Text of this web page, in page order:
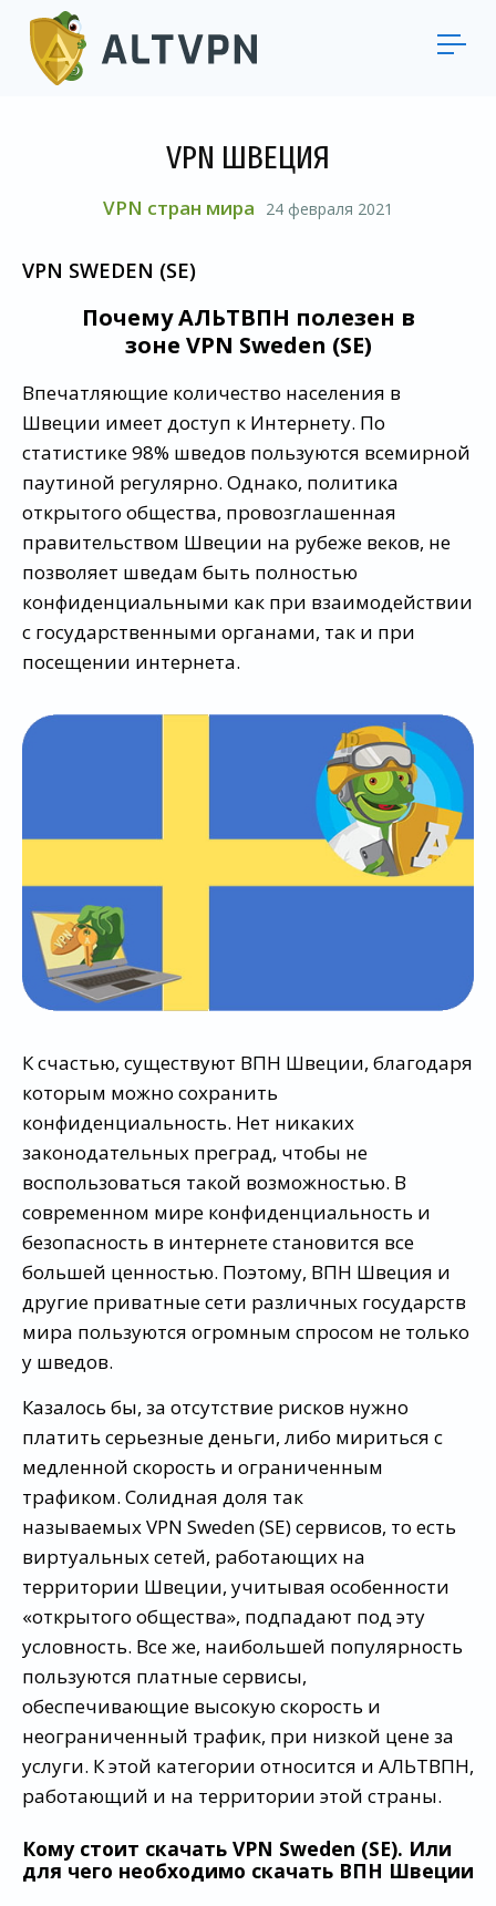
VPN ШВЕЦИЯ
VPN стран мира 24 февраля 2021
VPN SWEDEN (SE)
Почему АЛЬТВПН полезен в
зоне VPN Sweden (SE)
Впечатляющие количество населения в
Швеции имеет доступ к Интернету. По
статистике 98% шведов пользуются всемирной
паутиной регулярно. Однако, политика
открытого общества, провозглашенная
правительством Швеции на рубеже веков, не
позволяет шведам быть полностью
конфиденциальными как при взаимодействии
с государственными органами, так и при
посещении интернета.
К счастью, существуют ВПН Швеции, благодаря
которым можно сохранить
конфиденциальность. Нет никаких
законодательных преград, чтобы не
воспользоваться такой возможностью. В
современном мире конфиденциальность и
безопасность в интернете становится все
большей ценностью. Поэтому, ВПН Швеция и
другие приватные сети различных государств
мира пользуются огромным спросом не только
у шведов.
Казалось бы, за отсутствие рисков нужно
платить серьезные деньги, либо мириться с
медленной скорость и ограниченным
трафиком. Солидная доля так
называемых VPN Sweden (SE) сервисов, то есть
виртуальных сетей, работающих на
территории Швеции, учитывая особенности
«открытого общества», подпадают под эту
условность. Все же, наибольшей популярность
пользуются платные сервисы,
обеспечивающие высокую скорость и
неограниченный трафик, при низкой цене за
услуги. К этой категории относится и АЛЬТВПН,
работающий и на территории этой страны.
Кому стоит скачать VPN Sweden (SE). Или
для чего необходимо скачать ВПН Швеции